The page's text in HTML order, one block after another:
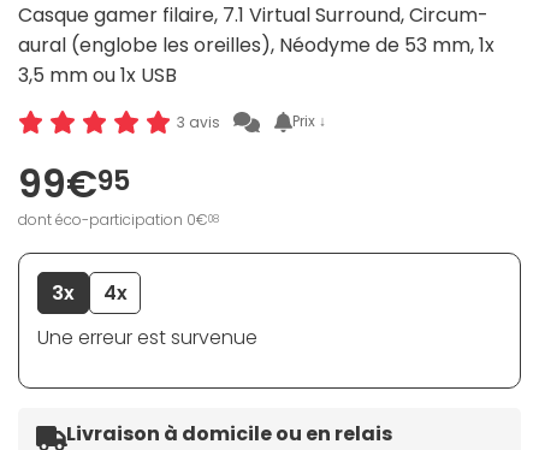
Casque gamer filaire, 7.1 Virtual Surround, Circum-
aural (englobe les oreilles), Néodyme de 53 mm, 1x
3,5 mm ou 1x USB
3 avis Prix ↓
99€95
dont éco-participation 0€08
3x
4x
Une erreur est survenue
Livraison à domicile ou en relais